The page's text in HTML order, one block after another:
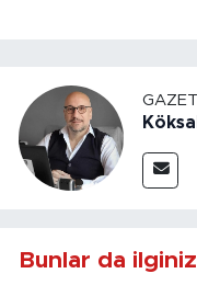
Bunlar da